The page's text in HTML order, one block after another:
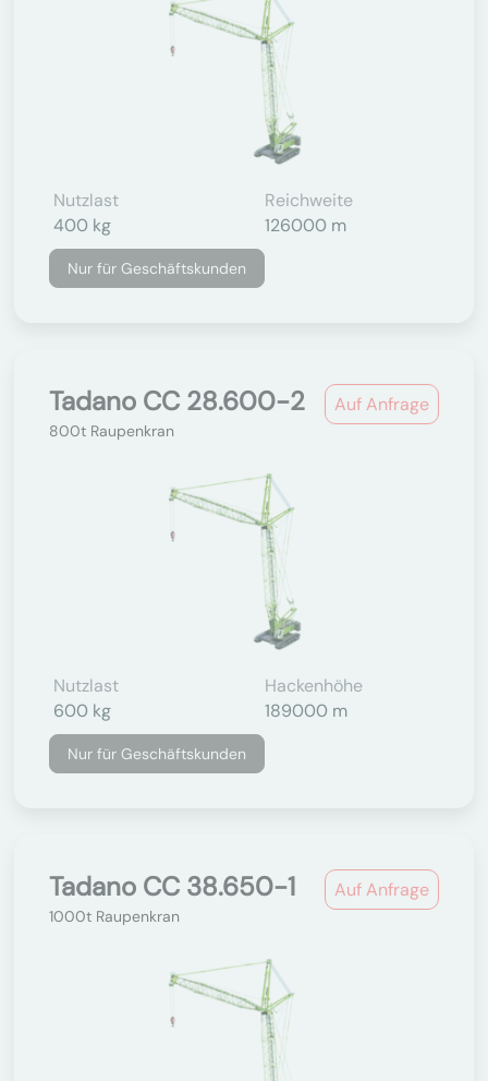
Nutzlast
400 kg
Reichweite
126000 m
Nur für Geschäftskunden
Auf Anfrage
Tadano CC 28.600-2
800t Raupenkran
Nutzlast
600 kg
Hackenhöhe
189000 m
Nur für Geschäftskunden
Auf Anfrage
Tadano CC 38.650-1
1000t Raupenkran